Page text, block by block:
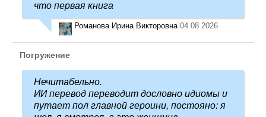
что первая книга
Романова Ирина Викторовна 04.08.2026
Погружение
Нечитабельно.
ИИ перевод переводит дословно идиомы и
путает пол главной героини, постояно: я